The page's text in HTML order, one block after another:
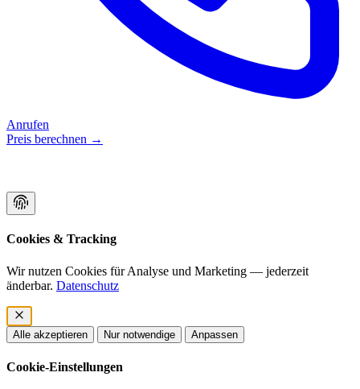
Anrufen
Preis berechnen →
Cookies & Tracking
Wir nutzen Cookies für Analyse und Marketing — jederzeit
änderbar. Datenschutz
Alle akzeptieren Nur notwendige Anpassen
Cookie-Einstellungen